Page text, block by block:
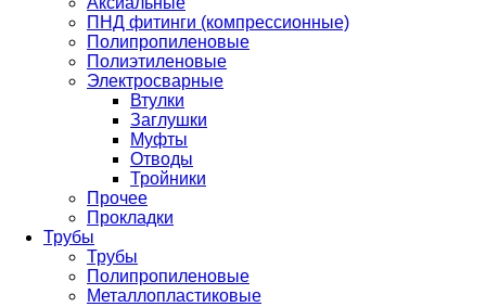
ПНД фитинги (компрессионные)
Полипропиленовые
Полиэтиленовые
Электросварные
Втулки
Заглушки
Муфты
Отводы
Тройники
Прочее
Прокладки
Трубы
Трубы
Полипропиленовые
Металлопластиковые